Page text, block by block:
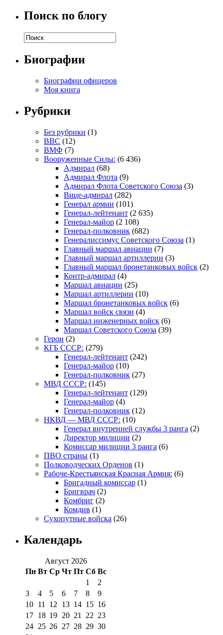
Поиск по блогу
Биографии
Биографии офицеров
Моя книга
Рубрики
Без рубрики (1)
ВВС (12)
ВМФ (7)
Вооруженные Силы: (6 436)
Адмирал (68)
Адмирал Флота (9)
Адмирал Флота Советского Союза (3)
Вице-адмирал (282)
Генерал армии (101)
Генерал-лейтенант (2 635)
Генерал-майор (2 108)
Генерал-полковник (682)
Генералиссимус Советского Союза (1)
Главный маршал авиации (7)
Главный маршал артиллерии (3)
Главный маршал бронетанковых войск (2)
Контр-адмирал (4)
Маршал авиации (25)
Маршал артиллерии (10)
Маршал бронетанковых войск (6)
Маршал войск связи (4)
Маршал инженерных войск (6)
Маршал Советского Союза (39)
Герои (2)
КГБ СССР: (279)
Генерал-лейтенант (242)
Генерал-майор (10)
Генерал-полковник (27)
МВД СССР: (145)
Генерал-лейтенант (129)
Генерал-майор (4)
Генерал-полковник (12)
НКВД — МВД СССР: (10)
Генерал внутренней службы 3 ранга (2)
Директор милиции (2)
Комиссар милиции 3 ранга (6)
ПВО страны (1)
Полководческих Орденов (1)
Рабоче-Крестьянская Красная Армия: (6)
Бригадный комиссар (1)
Бригврач (2)
Комбриг (2)
Комдив (1)
Сухопутные войска (26)
Календарь
Август 2026
Пн Вт Ср Чт Пт Сб Вс
1
2
3
4 5 6 7 8
9
10 11 12 13 14 15 16
17 18 19 20 21 22 23
24 25 26 27 28 29 30